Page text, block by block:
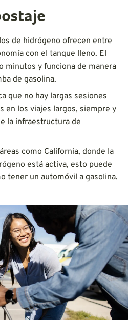
de hidrógeno ofrecen entre
con el tanque lleno. El
minutos y funciona de manera
de gasolina.
que no hay largas sesiones
en los viajes largos, siempre y
la infraestructura de
como California, donde la
está activa, esto puede
tener un automóvil a gasolina.